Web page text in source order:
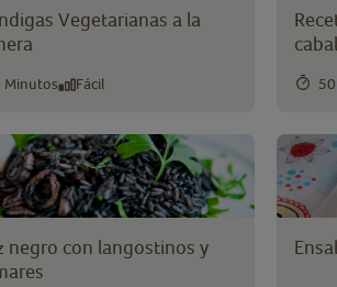
Vegetarianas a la
Minutos Fácil
negro con langostinos y